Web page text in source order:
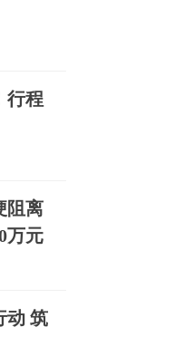
行程
阻离
万元
动 筑